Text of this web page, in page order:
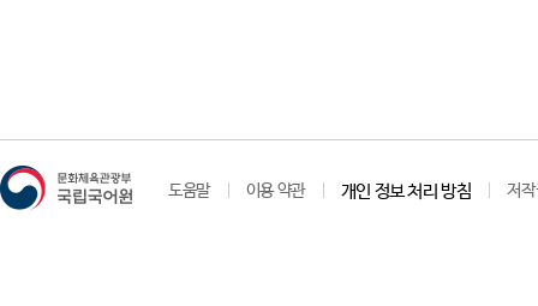
도움말 이용 약관 개인 정보 처리 방침 저